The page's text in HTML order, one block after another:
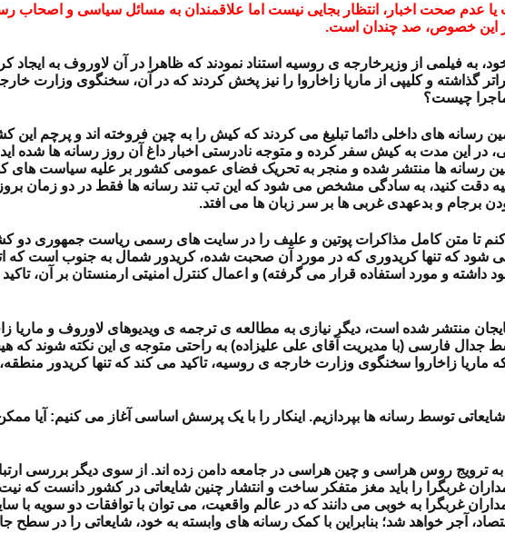
صحت اخبار، انتظار بجایی نیست اما علاقمندان به مسائل سیاسی و اصحاب
این خصوص، صد چندان است.
به فیلمی از وزیرخارجه ی روسیه استناد نمودند که ظاهرا در آن لاوروف به ایجاد
گذاشته و کلیپی از ماریا زاخاروا را نیز پخش کردند که در آن، سخنگوی وزارت
ماجرا چیست؟
رسانه های داخلی دائما تبلیغ می کردند که کیش را به چین فروخته اند و پرچم این
این مدت به کیش سفر کرده و متوجه نادرستی اخبار داغ آن روز رسانه ها شده اید.
رسانه ها منتشر شده و منجر به تحریک فضای عمومی کشور بر علیه سیاست
کنید، به سادگی مشخص می شود که این تب تند رسانه ها فقط در دو زمان بروز
برجام و بدعهدی غربی ها بر سر زبان ها می افتد.
کنم تا متن کامل مذاکرات پوتین و علیف را در سایت های رسمی ریاست جمهوری دو
شود که تنها کریدوری که در مورد آن صحبت شده، کریدور شمال به جنوب است که
داشته و مورد استفاده قرار می گرفته) و اعمال کنترل امنیتی ارمنستان بر آن،
منتشر شده است، دیگر نیازی به مطالعه ی ترجمه ی ویدیوهای لاوروف و ماریا
جدال فارسی (با مدیریت آقای علی علیزاده) به راحتی متوجه ی این نکته شوند که
که ماریا زاخاروا سخنگوی وزارت خارجه ی روسیه، تاکید می کند که تنها کریدور
توسط رسانه ها بپردازیم. اینکار را با یک پرسش اساسی آغاز می کنیم: آیا
روس هراسی و چین هراسی در جامعه دامن زده اند. از سوی دیگر بررسی
غربگرا را باید مغز متفکر ساخت و انتشار چنین شایعاتی در کشور دانست که نیت
غربگرا به خوبی می دانند که در عالم واقعیت، می توان با توافقات دو سویه با
آجر خواهد شد؛ بنابراین با کمک رسانه های وابسته به خود، شایعاتی را در سطح